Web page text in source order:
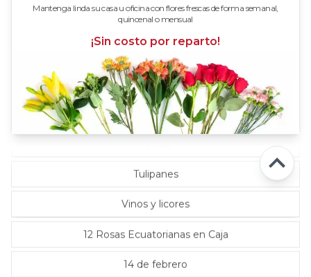
Mantenga linda su casa u oficina con flores frescas de forma semanal,
quincenal o mensual
¡Sin costo por reparto!
12 Rosas Ecuatorianas en Caja
14 de febrero
Rosas Lila
Rosas Rojas
Rosas Rosadas
Rosas verde limón
Tulipanes
Vinos y licores